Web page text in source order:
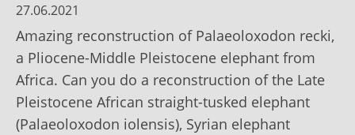
27.06.2021
Amazing reconstruction of Palaeoloxodon recki,
a Pliocene-Middle Pleistocene elephant from
Africa. Can you do a reconstruction of the Late
Pleistocene African straight-tusked elephant
(Palaeoloxodon iolensis), Syrian elephant